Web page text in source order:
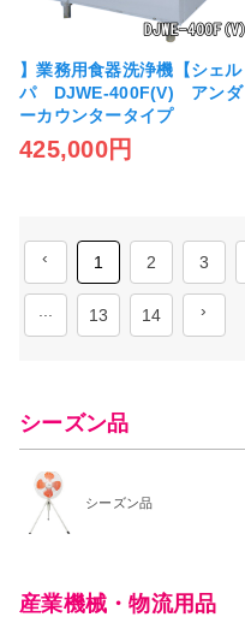
】業務用食器洗浄機【シェル
パ DJWE-400F(V) アンダ
ーカウンタータイプ
425,000円
‹ 1 2 3
13 14 ›
シーズン品
シーズン品
産業機械・物流用品